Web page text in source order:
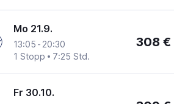
Mo 21.9.
13:05 - 20:30
1 Stopp
7:25 Std.
308 €
Fr 30.10.